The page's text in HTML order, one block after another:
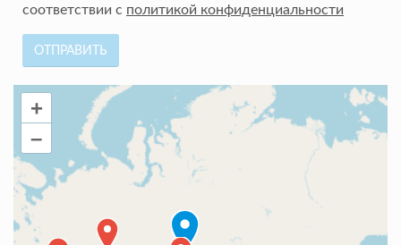
соответствии с политикой конфиденциальности
ОТПРАВИТЬ
+
–